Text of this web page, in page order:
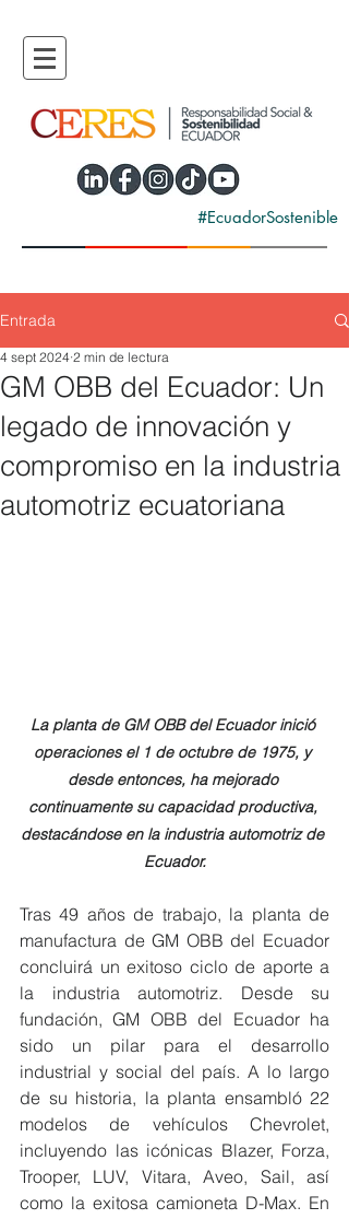
#EcuadorSostenible
Entrada
GM OBB del Ecuador: Un
legado de innovación y
compromiso en la industria
automotriz ecuatoriana
4 sept 2024 2 min de lectura
La planta de GM OBB del Ecuador inició
operaciones el 1 de octubre de 1975, y
desde entonces, ha mejorado
continuamente su capacidad productiva,
destacándose en la industria automotriz de
Ecuador.
Tras 49 años de trabajo, la planta de
manufactura de GM OBB del Ecuador
concluirá un exitoso ciclo de aporte a
la industria automotriz. Desde su
fundación, GM OBB del Ecuador ha
sido un pilar para el desarrollo
industrial y social del país. A lo largo
de su historia, la planta ensambló 22
modelos de vehículos Chevrolet,
incluyendo las icónicas Blazer, Forza,
Trooper, LUV, Vitara, Aveo, Sail, así
como la exitosa camioneta D-Max. En